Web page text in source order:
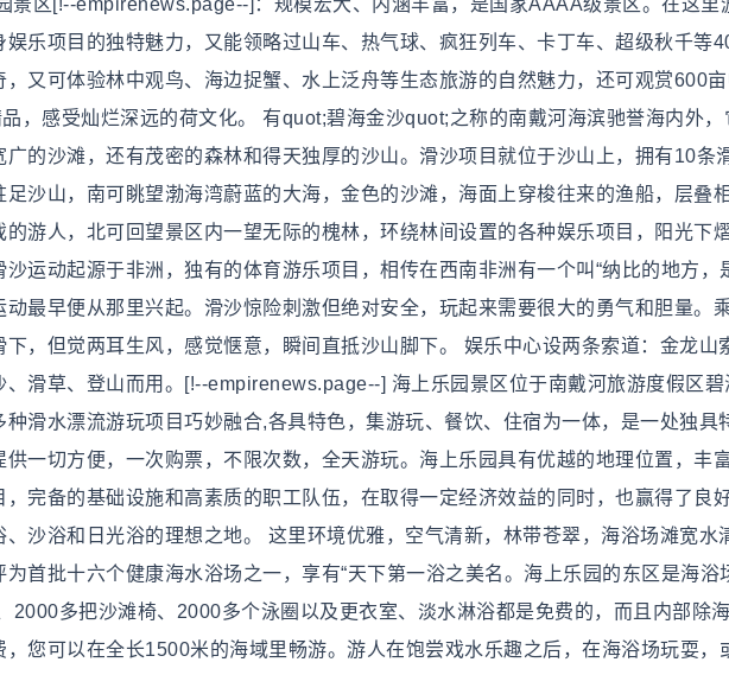
景区[!--empirenews.page--]：规模宏大、内涵丰富，是国家AAAA级景区。在这里
娱乐项目的独特魅力，又能领略过山车、热气球、疯狂列车、卡丁车、超级秋千等
，又可体验林中观鸟、海边捉蟹、水上泛舟等生态旅游的自然魅力，还可观赏600
，感受灿烂深远的荷文化。 有quot;碧海金沙quot;之称的南戴河海滨驰誉海内外，
的沙滩，还有茂密的森林和得天独厚的沙山。滑沙项目就位于沙山上，拥有10条
足沙山，南可眺望渤海湾蔚蓝的大海，金色的沙滩，海面上穿梭往来的渔船，层叠
的游人，北可回望景区内一望无际的槐林，环绕林间设置的各种娱乐项目，阳光下
运动起源于非洲，独有的体育游乐项目，相传在西南非洲有一个叫“纳比的地方，
动最早便从那里兴起。滑沙惊险刺激但绝对安全，玩起来需要很大的勇气和胆量。
，但觉两耳生风，感觉惬意，瞬间直抵沙山脚下。 娱乐中心设两条索道：金龙山
、滑草、登山而用。[!--empirenews.page--] 海上乐园景区位于南戴河旅游度假区碧
种滑水漂流游玩项目巧妙融合,各具特色，集游玩、餐饮、住宿为一体，是一处独具
一切方便，一次购票，不限次数，全天游玩。海上乐园具有优越的地理位置，丰
完备的基础设施和高素质的职工队伍，在取得一定经济效益的同时，也赢得了良
、沙浴和日光浴的理想之地。 这里环境优雅，空气清新，林带苍翠，海浴场滩宽水
首批十六个健康海水浴场之一，享有“天下第一浴之美名。海上乐园的东区是海浴
2000多把沙滩椅、2000多个泳圈以及更衣室、淡水淋浴都是免费的，而且内部除
，您可以在全长1500米的海域里畅游。游人在饱尝戏水乐趣之后，在海浴场玩耍，